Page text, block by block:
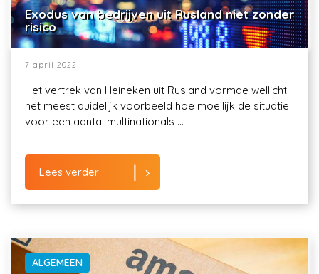
Exodus van bedrijven uit Rusland niet zonder
risico
7 april 2022
Het vertrek van Heineken uit Rusland vormde wellicht
het meest duidelijk voorbeeld hoe moeilijk de situatie
voor een aantal multinationals ...
Lees verder
ALGEMEEN